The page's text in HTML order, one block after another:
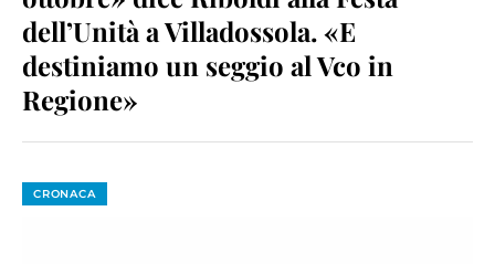
dell’Unità a Villadossola. «E
destiniamo un seggio al Vco in
Regione»
CRONACA